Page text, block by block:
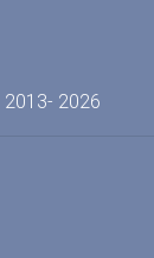
2013- 2026